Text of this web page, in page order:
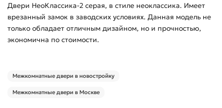
Двери НеоКлассика-2 серая, в стиле неоклассика. Имеет
врезанный замок в заводских условиях. Данная модель не
только обладает отличным дизайном, но и прочностью,
экономична по стоимости.
Межкомнатные двери в новостройку
Межкомнатные двери в Москве